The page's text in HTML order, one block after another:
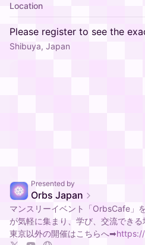
Location
Please register to see the
Shibuya, Japan
Presented by
Orbs Japan
マンスリーイベント「OrbsCafe」
が気軽に集まり、学び、交流できる
東京以外の開催はこちらへ➡